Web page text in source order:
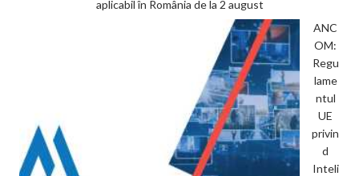
aplicabil în România de la 2 august
ANC
OM:
Regu
lame
ntul
UE
privin
d
Inteli